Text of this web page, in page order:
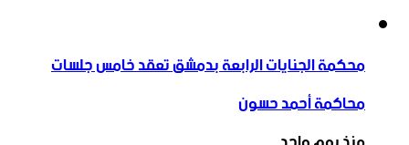
محكمة الجنايات الرابعة بدمشق تعقد خامس جلسات
محاكمة أحمد حسون